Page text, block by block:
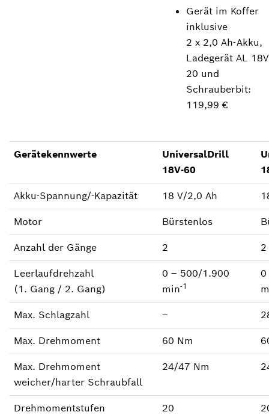
Gerät im Koffer
inklusive
2 x 2,0 Ah-Akku,
Ladegerät AL
20 und
Schrauberbit:
119,99 €
Gerätekennwerte
UniversalDrill
18V-60
Akku-Spannung/-Kapazität 18 V/2,0 Ah
Motor Bürstenlos
Anzahl der Gänge 2 2
Leerlaufdrehzahl
(1. Gang / 2. Gang)
0 ‒ 500/1.900
min-1
0
Max. Schlagzahl ‒
Max. Drehmoment 60 Nm
Max. Drehmoment
weicher/harter Schraubfall
24/47 Nm
Drehmomentstufen 20